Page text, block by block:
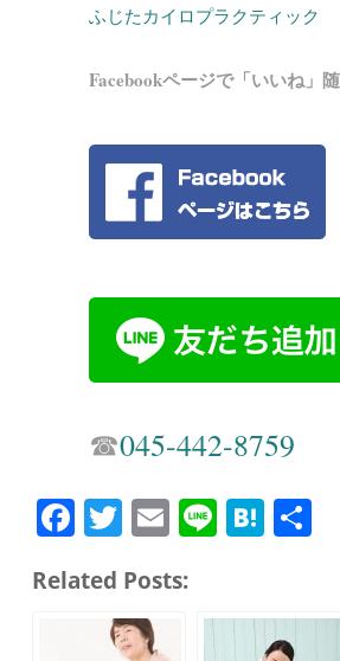
ふじたカイロプラクティック
Facebookページで「いいね」随
☎︎045-442-8759
Fa
bo
ok
T
tte
r
E
ail
Li H
a
Related Posts: